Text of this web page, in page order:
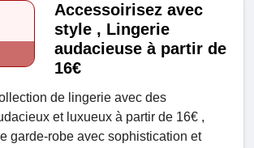
Accessoirisez avec
style , Lingerie
audacieuse à partir de
16€
de lingerie avec des
et luxueux à partir de 16€ ,
garde-robe avec sophistication et